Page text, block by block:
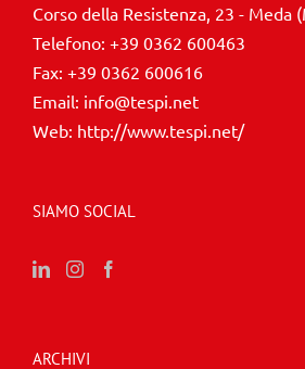
Corso della Resistenza, 23 - Meda
Telefono: +39 0362 600463
Fax: +39 0362 600616
Email: info@tespi.net
Web: http://www.tespi.net/
SIAMO SOCIAL
ARCHIVI